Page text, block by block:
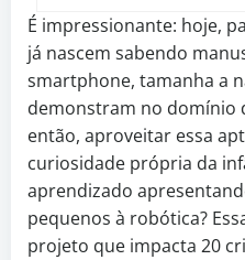
É impressionante: hoje,
já nascem sabendo
smartphone, tamanha a
demonstram no domínio
então, aproveitar essa
curiosidade própria da
aprendizado
pequenos à robótica?
projeto que impacta 20